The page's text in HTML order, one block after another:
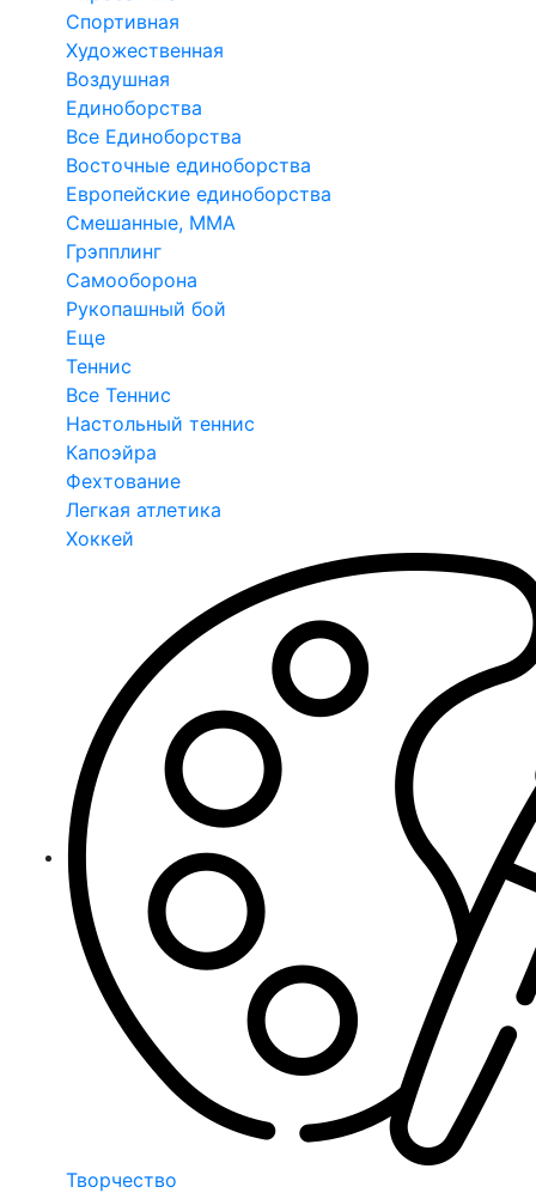
Спортивная
Художественная
Воздушная
Единоборства
Все Единоборства
Восточные единоборства
Европейские единоборства
Смешанные, ММА
Грэпплинг
Самооборона
Рукопашный бой
Еще
Теннис
Все Теннис
Настольный теннис
Капоэйра
Фехтование
Легкая атлетика
Хоккей
Творчество